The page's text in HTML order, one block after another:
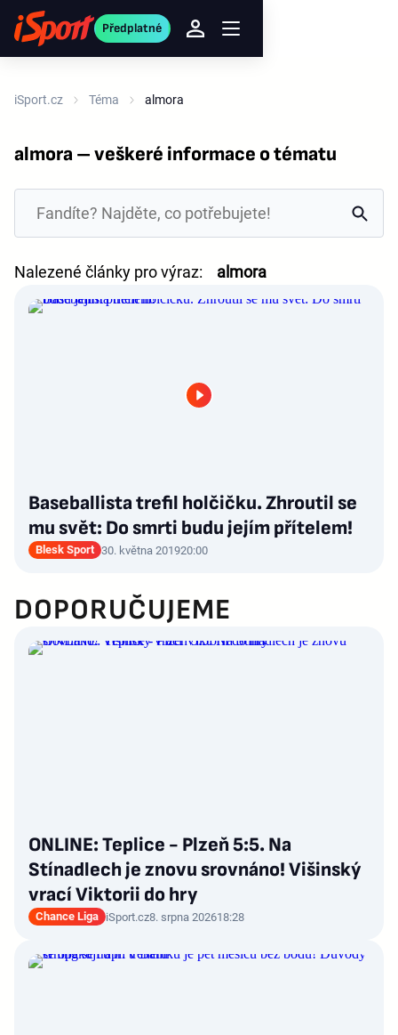
Předplatné
iSport.cz Téma almora
almora – veškeré informace o tématu
Nalezené články pro výraz: almora
Baseballista trefil holčičku. Zhroutil se
mu svět: Do smrti budu jejím přítelem!
Blesk Sport 30. května 201920:00
DOPORUČUJEME
ONLINE: Teplice - Plzeň 5:5. Na
Stínadlech je znovu srovnáno! Višinský
vrací Viktorii do hry
Chance Liga iSport.cz8. srpna 202618:28